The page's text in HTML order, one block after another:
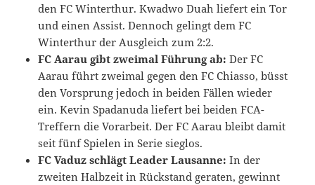
den FC Winterthur. Kwadwo Duah liefert ein Tor
und einen Assist. Dennoch gelingt dem FC
Winterthur der Ausgleich zum 2:2.
FC Aarau gibt zweimal Führung ab: Der FC
Aarau führt zweimal gegen den FC Chiasso, büsst
den Vorsprung jedoch in beiden Fällen wieder
ein. Kevin Spadanuda liefert bei beiden FCA-
Treffern die Vorarbeit. Der FC Aarau bleibt damit
seit fünf Spielen in Serie sieglos.
FC Vaduz schlägt Leader Lausanne: In der
zweiten Halbzeit in Rückstand geraten, gewinnt